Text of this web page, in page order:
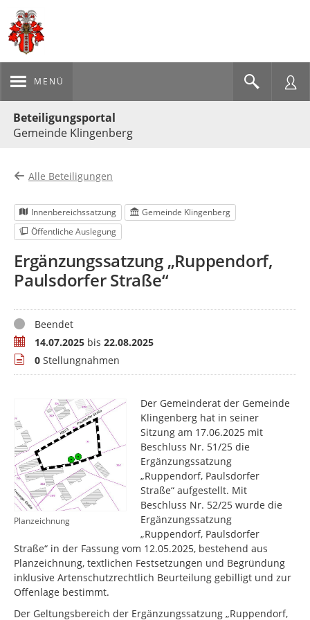
MENÜ
Beteiligungsportal
Gemeinde Klingenberg
Alle Beteiligungen
Innenbereichssatzung
Gemeinde Klingenberg
Öffentliche Auslegung
Ergänzungssatzung „Ruppendorf,
Paulsdorfer Straße“
StatusBeendet
Zeitraum14.07.2025 bis 22.08.2025
Stellungnahmen
0 Stellungnahmen
Planzeichnung
Der Gemeinderat der Gemeinde
Klingenberg hat in seiner
Sitzung am 17.06.2025 mit
Beschluss Nr. 51/25 die
Ergänzungssatzung
„Ruppendorf, Paulsdorfer
Straße“ aufgestellt. Mit
Beschluss Nr. 52/25 wurde die
Ergänzungssatzung
„Ruppendorf, Paulsdorfer
Straße“ in der Fassung vom 12.05.2025, bestehend aus
Planzeichnung, textlichen Festsetzungen und Begründung
inklusive Artenschutzrechtlich Beurteilung gebilligt und zur
Offenlage bestimmt.
Der Geltungsbereich der Ergänzungssatzung „Ruppendorf,